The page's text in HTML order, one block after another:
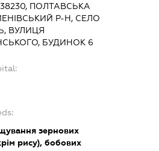
ПОЛТАВСЬКА
Р-Н, СЕЛО
ВУЛИЦЯ
БУДИНОК 6
зернових
рису), бобових